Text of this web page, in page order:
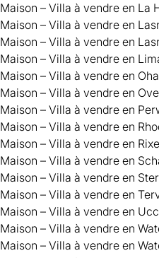
Maison – Villa à vendre en La
Maison – Villa à vendre en
Maison – Villa à vendre en
Maison – Villa à vendre en
Maison – Villa à vendre en
Maison – Villa à vendre en
Maison – Villa à vendre en
Maison – Villa à vendre en
Maison – Villa à vendre en
Maison – Villa à vendre en
Maison – Villa à vendre en
Maison – Villa à vendre en
Maison – Villa à vendre en
Maison – Villa à vendre en
Maison – Villa à vendre en